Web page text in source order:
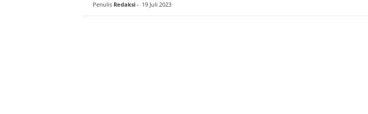
Penulis Redaksi- 19 Juli 2023